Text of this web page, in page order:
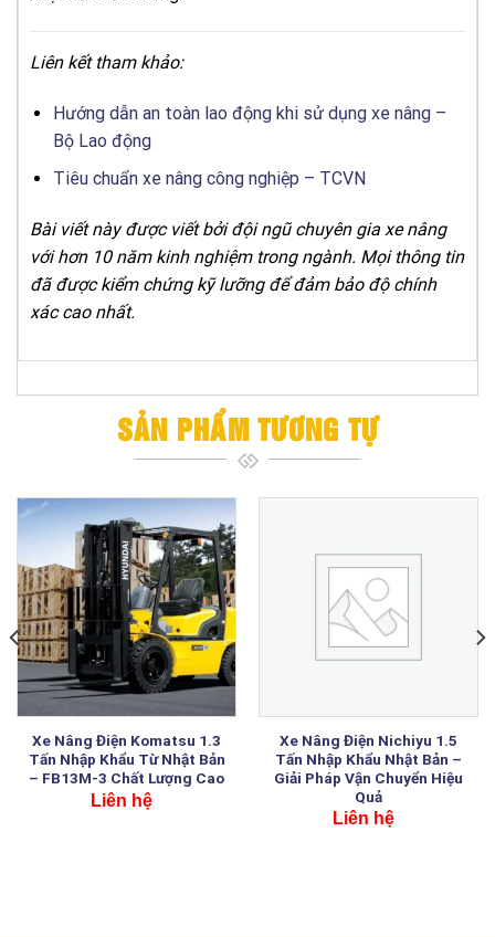
Liên kết tham khảo:
Hướng dẫn an toàn lao động khi sử dụng xe nâng –
Bộ Lao động
Tiêu chuẩn xe nâng công nghiệp – TCVN
Bài viết này được viết bởi đội ngũ chuyên gia xe nâng
với hơn 10 năm kinh nghiệm trong ngành. Mọi thông tin
đã được kiểm chứng kỹ lưỡng để đảm bảo độ chính
xác cao nhất.
SẢN PHẨM TƯƠNG TỰ
Xe Nâng Điện Komatsu 1.3
Tấn Nhập Khẩu Từ Nhật Bản
– FB13M-3 Chất Lượng Cao
Liên hệ
Xe Nâng Điện Nichiyu 1.5
Tấn Nhập Khẩu Nhật Bản –
Giải Pháp Vận Chuyển Hiệu
Quả
Liên hệ